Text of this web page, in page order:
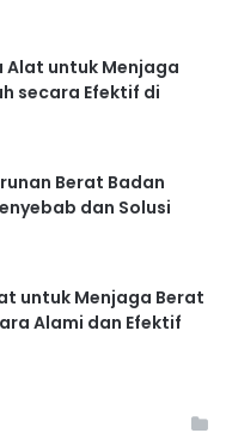
Alat untuk Menjaga
secara Efektif di
Berat Badan
dan Solusi
untuk Menjaga Berat
Alami dan Efektif